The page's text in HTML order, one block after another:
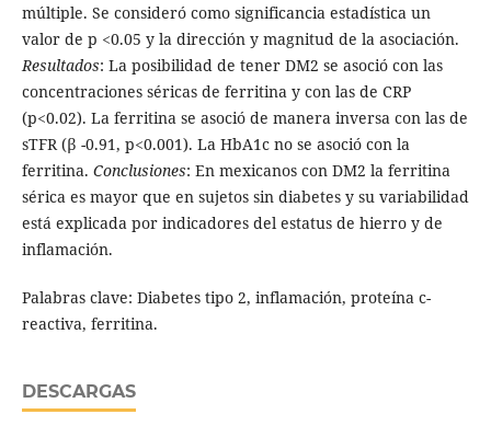
múltiple. Se consideró como significancia estadística un
valor de p <0.05 y la dirección y magnitud de la asociación.
Resultados: La posibilidad de tener DM2 se asoció con las
concentraciones séricas de ferritina y con las de CRP
(p<0.02). La ferritina se asoció de manera inversa con las de
sTFR (β -0.91, p<0.001). La HbA1c no se asoció con la
ferritina. Conclusiones: En mexicanos con DM2 la ferritina
sérica es mayor que en sujetos sin diabetes y su variabilidad
está explicada por indicadores del estatus de hierro y de
inflamación.
Palabras clave: Diabetes tipo 2, inflamación, proteína c-
reactiva, ferritina.
DESCARGAS